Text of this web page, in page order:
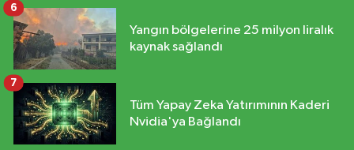
Yangın bölgelerine 25 milyon liralık
kaynak sağlandı
6
Tüm Yapay Zeka Yatırımının Kaderi
Nvidia'ya Bağlandı
7